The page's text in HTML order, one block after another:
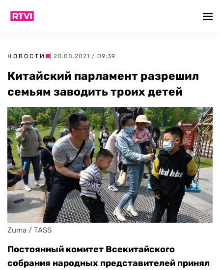
НОВОСТИ | 20.08.2021 / 09:39
Китайский парламент разрешил
семьям заводить троих детей
Zuma / TASS
Постоянный комитет Всекитайского
собрания народных представителей принял